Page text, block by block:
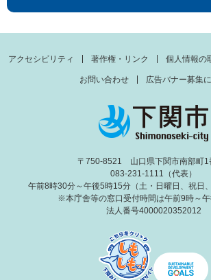
アクセシビリティ 著作権・リンク 個人情報の
お問い合わせ 広告バナー募集
〒750-8521 山口県下関市南部町1
083-231-1111（代表）
午前8時30分～午後5時15分（土・日曜日、祝日
※本庁舎等の窓口受付時間は午前9時～
法人番号4000020352012